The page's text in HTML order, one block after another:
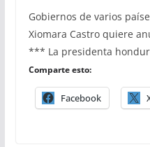
Gobiernos de varios
Xiomara Castro quiere
*** La presidenta
Comparte esto:
Facebook